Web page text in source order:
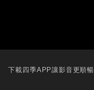
下載四季APP讓影音更順暢